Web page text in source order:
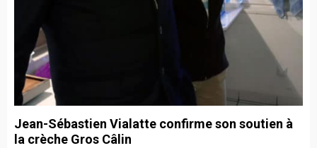
Jean-Sébastien Vialatte confirme son soutien à
la crèche Gros Câlin